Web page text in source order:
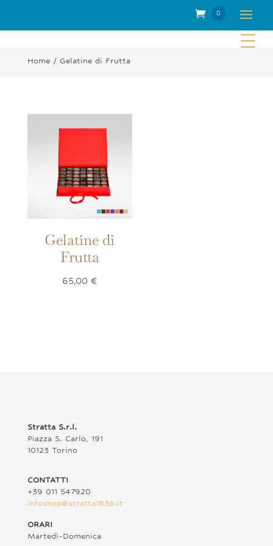
0
Home/ Gelatine di Frutta
Gelatine di
Frutta
65,00 €
Stratta S.r.l.
Piazza S. Carlo, 191
10123 Torino
CONTATTI
+39 011 547920
infoshop@stratta1836.it
ORARI
Martedì-Domenica